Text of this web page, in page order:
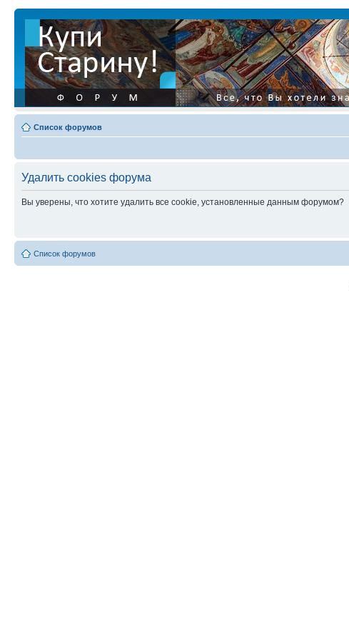
Список форумов
Удалить cookies форума
Вы уверены, что хотите удалить все cookie, установленные данным форумом?
Список форумов